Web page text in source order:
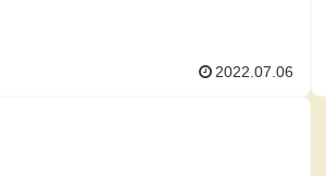
2022.07.06